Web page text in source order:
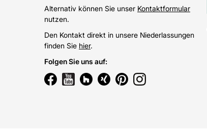
Alternativ können Sie unser Kontaktformular
nutzen.
Den Kontakt direkt in unsere Niederlassungen
finden Sie hier.
Folgen Sie uns auf: